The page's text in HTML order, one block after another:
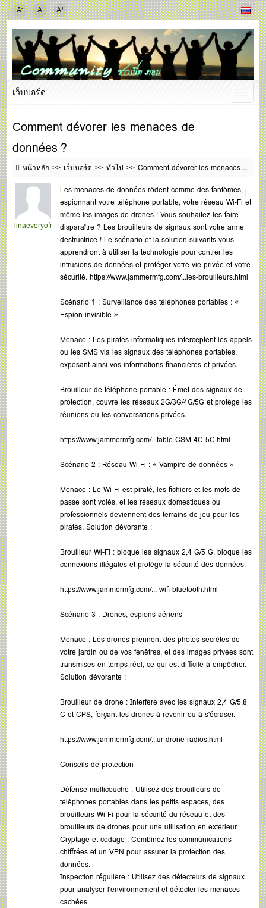
A- A A+
เว็บบอร์ด
Comment dévorer les menaces de
données ?
หน้าหลัก เว็บบอร์ด ทั่วไป Comment dévorer les menaces de données ?
linaeveryofr
Les menaces de données rôdent comme des fantômes,
espionnant votre téléphone portable, votre réseau Wi-Fi et
même les images de drones ! Vous souhaitez les faire
disparaître ? Les brouilleurs de signaux sont votre arme
destructrice ! Le scénario et la solution suivants vous
apprendront à utiliser la technologie pour contrer les
intrusions de données et protéger votre vie privée et votre
sécurité.https://www.jammermfg.com/...les-brouilleurs.html
Scénario 1 : Surveillance des téléphones portables : «
Espion invisible »
Menace : Les pirates informatiques interceptent les appels
ou les SMS via les signaux des téléphones portables,
exposant ainsi vos informations financières et privées.
Brouilleur de téléphone portable : Émet des signaux de
protection, couvre les réseaux 2G/3G/4G/5G et protège les
réunions ou les conversations privées.
https://www.jammermfg.com/...table-GSM-4G-5G.html
Scénario 2 : Réseau Wi-Fi : « Vampire de données »
Menace : Le Wi-Fi est piraté, les fichiers et les mots de
passe sont volés, et les réseaux domestiques ou
professionnels deviennent des terrains de jeu pour les
pirates. Solution dévorante :
Brouilleur Wi-Fi : bloque les signaux 2,4 G/5 G, bloque les
connexions illégales et protège la sécurité des données.
https://www.jammermfg.com/...-wifi-bluetooth.html
Scénario 3 : Drones, espions aériens
Menace : Les drones prennent des photos secrètes de
votre jardin ou de vos fenêtres, et des images privées sont
transmises en temps réel, ce qui est difficile à empêcher.
Solution dévorante :
Brouilleur de drone : Interfère avec les signaux 2,4 G/5,8
G et GPS, forçant les drones à revenir ou à s'écraser.
https://www.jammermfg.com/...ur-drone-radios.html
Conseils de protection
Défense multicouche : Utilisez des brouilleurs de
téléphones portables dans les petits espaces, des
brouilleurs Wi-Fi pour la sécurité du réseau et des
brouilleurs de drones pour une utilisation en extérieur.
Cryptage et codage : Combinez les communications
chiffrées et un VPN pour assurer la protection des
données.
Inspection régulière : Utilisez des détecteurs de signaux
pour analyser l'environnement et détecter les menaces
cachées.